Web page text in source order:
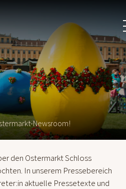
Newsroom!
den Ostermarkt Schloss
In unserem Pressebereich
aktuelle Pressetexte und